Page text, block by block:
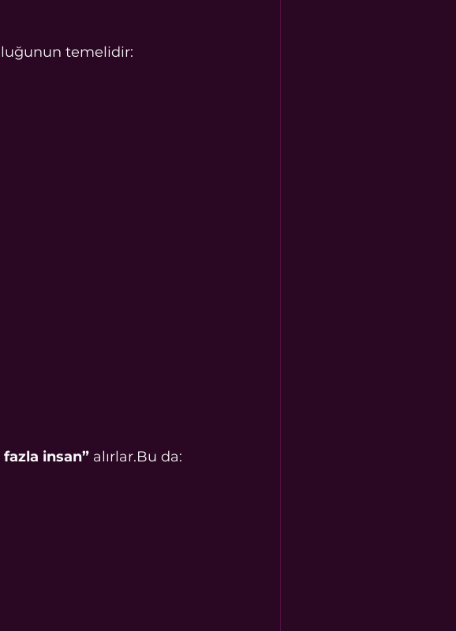
temelidir:
insan” alırlar.Bu da: